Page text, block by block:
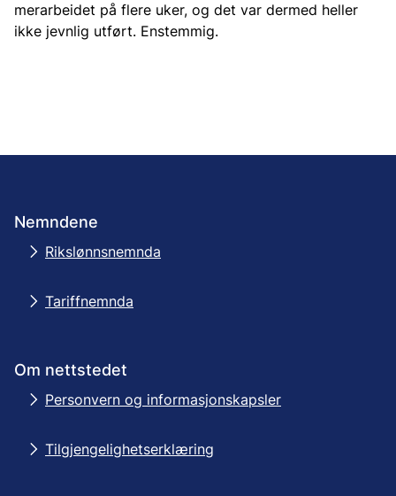
merarbeidet på flere uker, og det var dermed heller
ikke jevnlig utført. Enstemmig.
Nemndene
Rikslønnsnemnda
Tariffnemnda
Om nettstedet
Personvern og informasjonskapsler
Tilgjengelighetserklæring